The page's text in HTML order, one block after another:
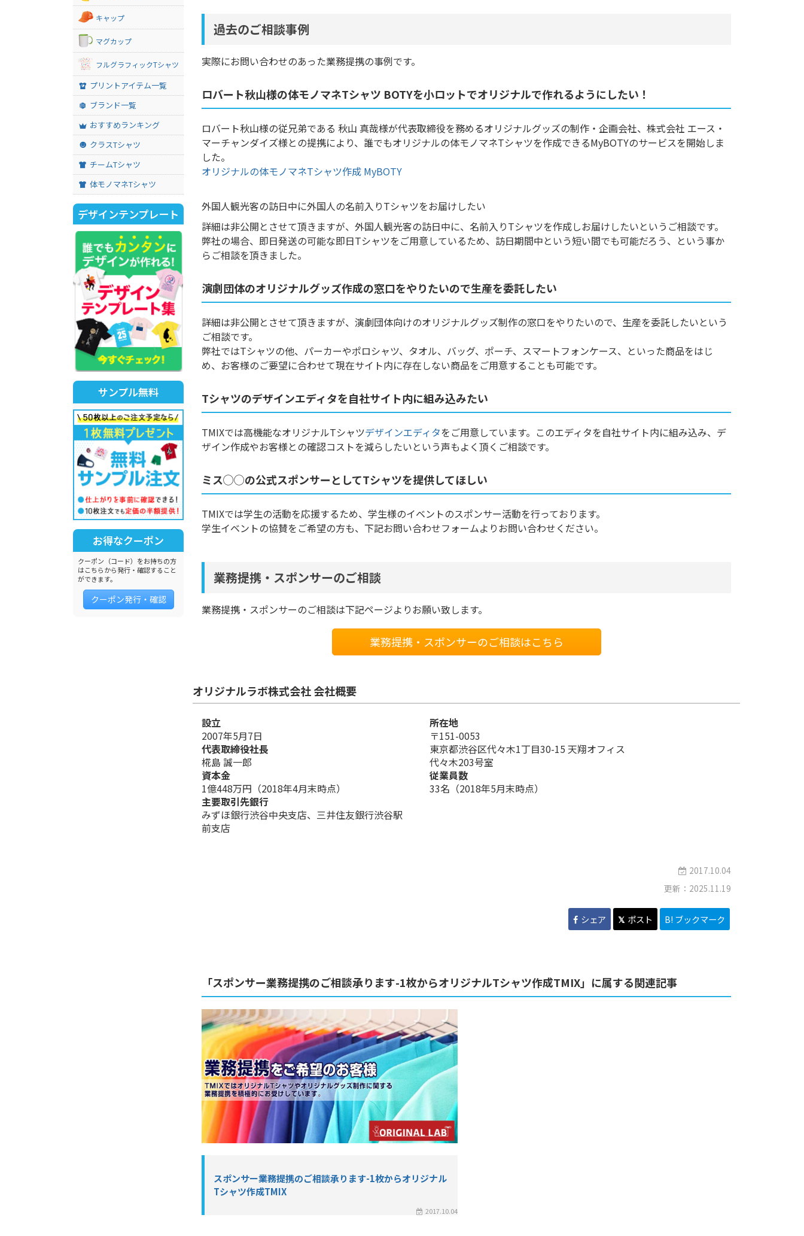
過去のご相談事例
実際にお問い合わせのあった業務提携の事例です。
ロバート秋山様の体モノマネTシャツ BOTYを小ロットでオリジナルで作れるようにしたい！
ロバート秋山様の従兄弟である 秋山 真哉様が代表取締役を務めるオリジナルグッズの制作・企画会社、株式会社 エース・
マーチャンダイズ様との提携により、誰でもオリジナルの体モノマネTシャツを作成できるMyBOTYのサービスを開始しま
した。
オリジナルの体モノマネTシャツ作成 MyBOTY
外国人観光客の訪日中に外国人の名前入りTシャツをお届けしたい
詳細は非公開とさせて頂きますが、外国人観光客の訪日中に、名前入りTシャツを作成しお届けしたいというご相談です。
弊社の場合、即日発送の可能な即日Tシャツをご用意しているため、訪日期間中という短い間でも可能だろう、という事か
らご相談を頂きました。
演劇団体のオリジナルグッズ作成の窓口をやりたいので生産を委託したい
詳細は非公開とさせて頂きますが、演劇団体向けのオリジナルグッズ制作の窓口をやりたいので、生産を委託したいという
ご相談です。
弊社ではTシャツの他、パーカーやポロシャツ、タオル、バッグ、ポーチ、スマートフォンケース、といった商品をはじ
め、お客様のご要望に合わせて現在サイト内に存在しない商品をご用意することも可能です。
Tシャツのデザインエディタを自社サイト内に組み込みたい
TMIXでは高機能なオリジナルTシャツデザインエディタをご用意しています。このエディタを自社サイト内に組み込み、デ
ザイン作成やお客様との確認コストを減らしたいという声もよく頂くご相談です。
ミス◯◯の公式スポンサーとしてTシャツを提供してほしい
TMIXでは学生の活動を応援するため、学生様のイベントのスポンサー活動を行っております。
学生イベントの協賛をご希望の方も、下記お問い合わせフォームよりお問い合わせください。
業務提携・スポンサーのご相談
業務提携・スポンサーのご相談は下記ページよりお願い致します。
業務提携・スポンサーのご相談はこちら
オリジナルラボ株式会社 会社概要
設立
2007年5月7日
代表取締役社長
椛島 誠一郎
資本金
1億448万円（2018年4月末時点）
主要取引先銀行
みずほ銀行渋谷中央支店、三井住友銀行渋谷駅
前支店
所在地
〒151-0053
東京都渋谷区代々木1丁目30-15 天翔オフィス
代々木203号室
従業員数
33名（2018年5月末時点）
2017.10.04
更新：2025.11.19
シェア ポスト B! ブックマーク
「スポンサー業務提携のご相談承ります-1枚からオリジナルTシャツ作成TMIX」に属する関連記事
スポンサー業務提携のご相談承ります-1枚からオリジナル
Tシャツ作成TMIX
2017.10.04
キャップ
マグカップ
フルグラフィックTシャツ
プリントアイテム一覧
ブランド一覧
おすすめランキング
クラスTシャツ
チームTシャツ
体モノマネTシャツ
デザインテンプレート
サンプル無料
お得なクーポン
クーポン（コード）をお持ちの方
はこちらから発行・確認すること
ができます。
クーポン発行・確認